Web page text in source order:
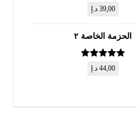
تم التقييم
من 5
39,00 د.إ
الحزمة الخاصة ٢
تم التقييم
من 5
44,00 د.إ